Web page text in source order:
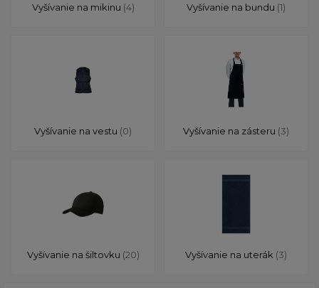
Vyšívanie na mikinu (4) Vyšívanie na bundu (1)
Vyšívanie na vestu (0) Vyšívanie na zásteru (3)
Vyšívanie na šiltovku (20) Vyšívanie na uterák (3)